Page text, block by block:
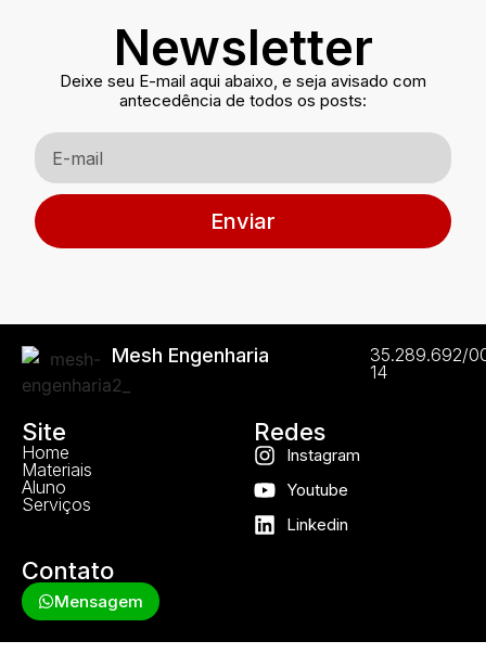
Newsletter
Deixe seu E-mail aqui abaixo, e seja avisado com
antecedência de todos os posts:
Enviar
Mesh Engenharia
35.289.692/
14
Site
Home
Materiais
Aluno
Serviços
Redes
Instagram
Youtube
Linkedin
Contato
Mensagem